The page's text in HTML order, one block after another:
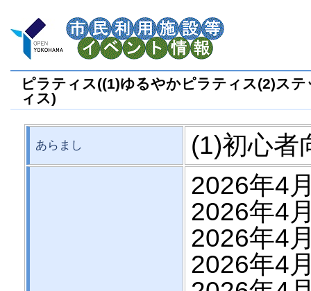
ピラティス((1)ゆるやかピラティス(2)ス
ィス)
あらまし (1)初心者
2026年4
2026年4
2026年4
2026年4